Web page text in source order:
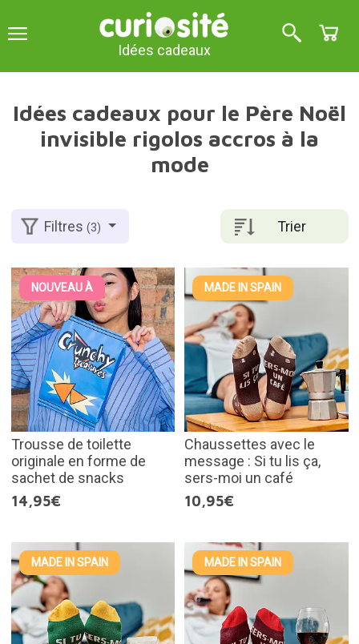
Idées cadeaux
Idées cadeaux pour le Père Noël
invisible rigolos accros à la
mode
Trier
Filtres(3)
NOUVEAU À
Trousse de toilette
originale en forme de
sachet de snacks
14,95€
MADE IN SPAIN
Chaussettes avec le
message : Si tu lis ça,
sers-moi un café
10,95€
MADE IN SPAIN MADE IN SPAIN